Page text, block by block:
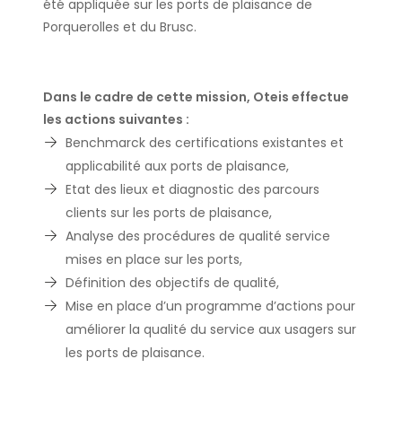
été appliquée sur les ports de plaisance de
Porquerolles et du Brusc.
Dans le cadre de cette mission, Oteis effectue
les actions suivantes :
Benchmarck des certifications existantes et
applicabilité aux ports de plaisance,
Etat des lieux et diagnostic des parcours
clients sur les ports de plaisance,
Analyse des procédures de qualité service
mises en place sur les ports,
Définition des objectifs de qualité,
Mise en place d’un programme d’actions pour
améliorer la qualité du service aux usagers sur
les ports de plaisance.